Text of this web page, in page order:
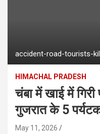
accident-road-tourists-
HIMACHAL PRADESH
चंबा में खाई में गिरी
गुजरात के 5
May 11, 2026